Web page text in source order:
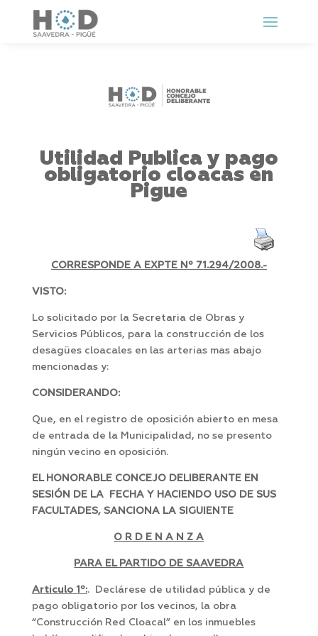
Utilidad Publica y pago
obligatorio cloacas en
Pigue
CORRESPONDE A EXPTE Nº 71.294/2008.-
VISTO:
Lo solicitado por la Secretaria de Obras y
Servicios Públicos, para la construcción de los
desagües cloacales en las arterias mas abajo
mencionadas y:
CONSIDERANDO:
Que, en el registro de oposición abierto en mesa
de entrada de la Municipalidad, no se presento
ningún vecino en oposición.
EL HONORABLE CONCEJO DELIBERANTE EN
SESIÓN DE LA FECHA Y HACIENDO USO DE SUS
FACULTADES, SANCIONA LA SIGUIENTE
O R D E N A N Z A
PARA EL PARTIDO DE SAAVEDRA
Articulo 1º:. Declárese de utilidad pública y de
pago obligatorio por los vecinos, la obra
“Construcción Red Cloacal” en los inmuebles